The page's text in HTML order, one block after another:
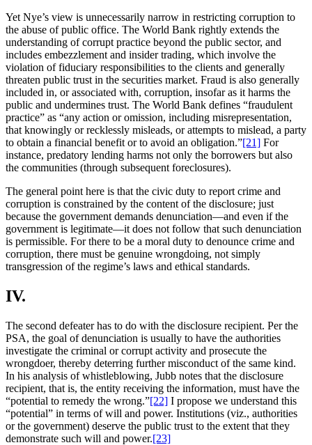
Yet Nye’s view is unnecessarily narrow in restricting corruption to
the abuse of public office. The World Bank rightly extends the
understanding of corrupt practice beyond the public sector, and
includes embezzlement and insider trading, which involve the
violation of fiduciary responsibilities to the clients and generally
threaten public trust in the securities market. Fraud is also generally
included in, or associated with, corruption, insofar as it harms the
public and undermines trust. The World Bank defines “fraudulent
practice” as “any action or omission, including misrepresentation,
that knowingly or recklessly misleads, or attempts to mislead, a party
to obtain a financial benefit or to avoid an obligation.”[21] For
instance, predatory lending harms not only the borrowers but also
the communities (through subsequent foreclosures).
The general point here is that the civic duty to report crime and
corruption is constrained by the content of the disclosure; just
because the government demands denunciation—and even if the
government is legitimate—it does not follow that such denunciation
is permissible. For there to be a moral duty to denounce crime and
corruption, there must be genuine wrongdoing, not simply
transgression of the regime’s laws and ethical standards.
IV.
The second defeater has to do with the disclosure recipient. Per the
PSA, the goal of denunciation is usually to have the authorities
investigate the criminal or corrupt activity and prosecute the
wrongdoer, thereby deterring further misconduct of the same kind.
In his analysis of whistleblowing, Jubb notes that the disclosure
recipient, that is, the entity receiving the information, must have the
“potential to remedy the wrong.”[22] I propose we understand this
“potential” in terms of will and power. Institutions (viz., authorities
or the government) deserve the public trust to the extent that they
demonstrate such will and power.[23]